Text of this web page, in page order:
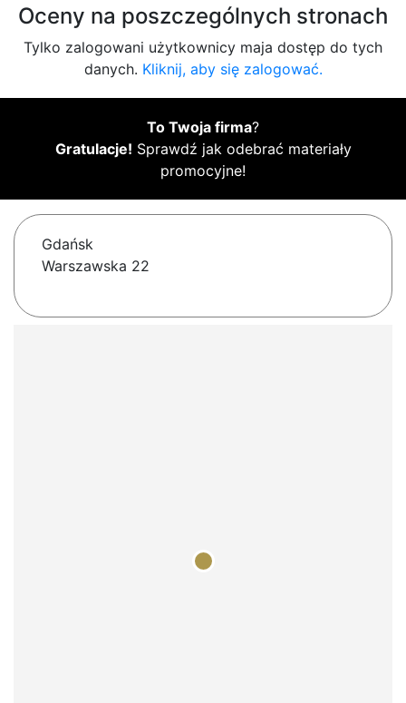
Oceny na poszczególnych stronach
Tylko zalogowani użytkownicy maja dostęp do tych
danych. Kliknij, aby się zalogować.
To Twoja firma?
Gratulacje! Sprawdź jak odebrać materiały
promocyjne!
Gdańsk
Warszawska 22